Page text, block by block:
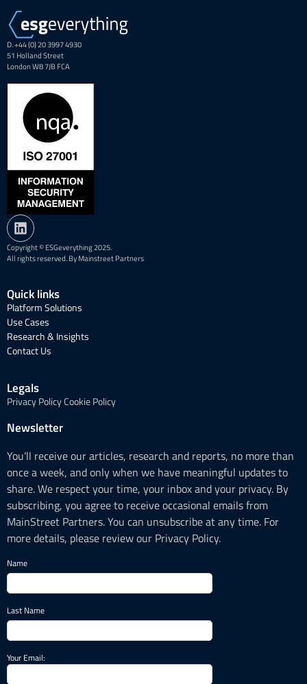
D. +44 (0) 20 3997 4930
51 Holland Street
London W8 7JB FCA
Copyright © ESGeverything 2025.
All rights reserved. By Mainstreet Partners
Quick links
Platform Solutions
Use Cases
Research & Insights
Contact Us
Legals
Privacy PolicyCookie Policy
Newsletter
You’ll receive our articles, research and reports, no more than
once a week, and only when we have meaningful updates to
share. We respect your time, your inbox and your privacy. By
subscribing, you agree to receive occasional emails from
MainStreet Partners. You can unsubscribe at any time. For
more details, please review our Privacy Policy.
Name
Last Name
Your Email: